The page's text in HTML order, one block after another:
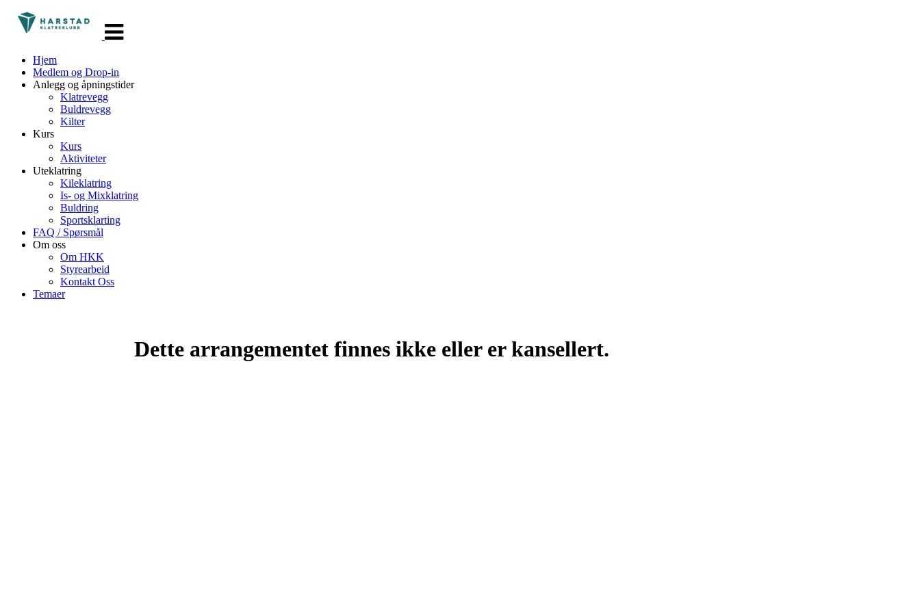
navigasjon
Hjem
Medlem og Drop-in
Anlegg og åpningstider
Klatrevegg
Buldrevegg
Kilter
Kurs
Kurs
Aktiviteter
Uteklatring
Kileklatring
Is- og Mixklatring
Buldring
Sportsklarting
FAQ / Spørsmål
Om oss
Om HKK
Styrearbeid
Kontakt Oss
Temaer
Dette arrangementet finnes ikke eller er kansellert.